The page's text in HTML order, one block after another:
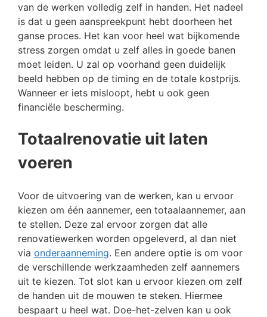
van de werken volledig zelf in handen. Het nadeel
is dat u geen aanspreekpunt hebt doorheen het
ganse proces. Het kan voor heel wat bijkomende
stress zorgen omdat u zelf alles in goede banen
moet leiden. U zal op voorhand geen duidelijk
beeld hebben op de timing en de totale kostprijs.
Wanneer er iets misloopt, hebt u ook geen
financiële bescherming.
Totaalrenovatie uit laten
voeren
Voor de uitvoering van de werken, kan u ervoor
kiezen om één aannemer, een totaalaannemer, aan
te stellen. Deze zal ervoor zorgen dat alle
renovatiewerken worden opgeleverd, al dan niet
via onderaanneming. Een andere optie is om voor
de verschillende werkzaamheden zelf aannemers
uit te kiezen. Tot slot kan u ervoor kiezen om zelf
de handen uit de mouwen te steken. Hiermee
bespaart u heel wat. Doe-het-zelven kan u ook